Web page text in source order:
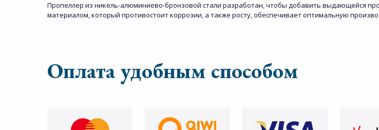
Пропеллер из никель-алюминиево-бронзовой стали разработан, чтобы добавить выдающейся
материалом, который противостоит коррозии, а также росту, обеспечивает оптимальную
Оплата удобным способом